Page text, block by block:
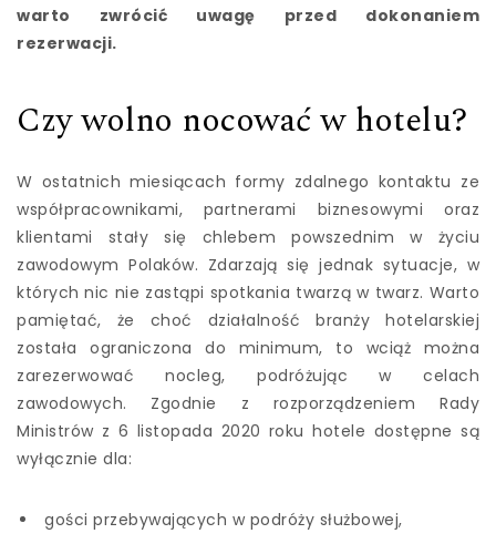
warto zwrócić uwagę przed dokonaniem
rezerwacji.
Czy wolno nocować w hotelu?
W ostatnich miesiącach formy zdalnego kontaktu ze
współpracownikami, partnerami biznesowymi oraz
klientami stały się chlebem powszednim w życiu
zawodowym Polaków. Zdarzają się jednak sytuacje, w
których nic nie zastąpi spotkania twarzą w twarz. Warto
pamiętać, że choć działalność branży hotelarskiej
została ograniczona do minimum, to wciąż można
zarezerwować nocleg, podróżując w celach
zawodowych. Zgodnie z rozporządzeniem Rady
Ministrów z 6 listopada 2020 roku hotele dostępne są
wyłącznie dla:
gości przebywających w podróży służbowej,